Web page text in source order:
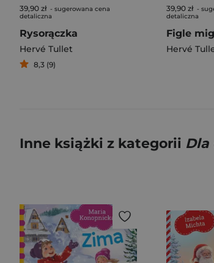
39,90 zł - sugerowana cena
detaliczna
Rysorączka
Hervé Tullet
8,3 (9)
39,90 zł -
detaliczna
Figle
Hervé
Inne książki z kategorii Dla